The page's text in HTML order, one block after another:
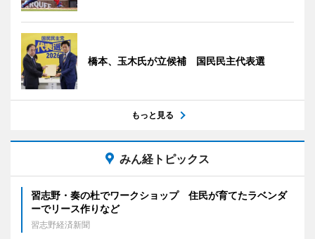
橋本、玉木氏が立候補 国民民主代表選
もっと見る
みん経トピックス
習志野・奏の杜でワークショップ 住民が育てたラベンダ
ーでリース作りなど
習志野経済新聞